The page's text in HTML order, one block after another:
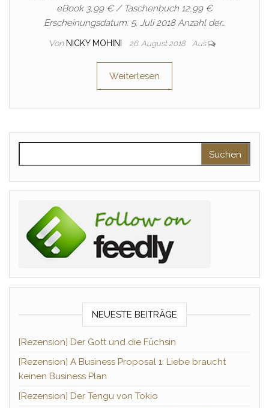
eBook 3,99 € / Taschenbuch 12,99 €
Erscheinungsdatum: 5. Juli 2018 Anzahl der…
Von NICKY MOHINI 26. August 2018 Aus
Weiterlesen
NEUESTE BEITRÄGE
[Rezension] Der Gott und die Füchsin
[Rezension] A Business Proposal 1: Liebe braucht
keinen Business Plan
[Rezension] Der Tengu von Tokio